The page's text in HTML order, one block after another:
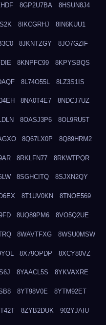
8GP2U7BA 8HSUN8J4
8IKCGRHJ 8IN6KUU1
8JKNTZGY 8JO7GZIF
8KNPFC99 8KPYSBQS
8L74O55L 8LZ3S1IS
8NA0T4E7 8NDCJ7UZ
8OASJ3P6 8OL9RU5T
8Q67LX0P 8Q89HRM2
8RKLFN77 8RKWTPQR
8SGHCITQ 8SJXN2QY
8T1UV0KN 8TNOE569
8UQ89PM6 8VO5Q2UE
8WAVTFXG 8WSU0MSW
8X79OPDP 8XCY80VZ
8YAACL5S 8YKVAXRE
8YT98V0E 8YTM92ET
8ZYB2DUK 902YJAIU